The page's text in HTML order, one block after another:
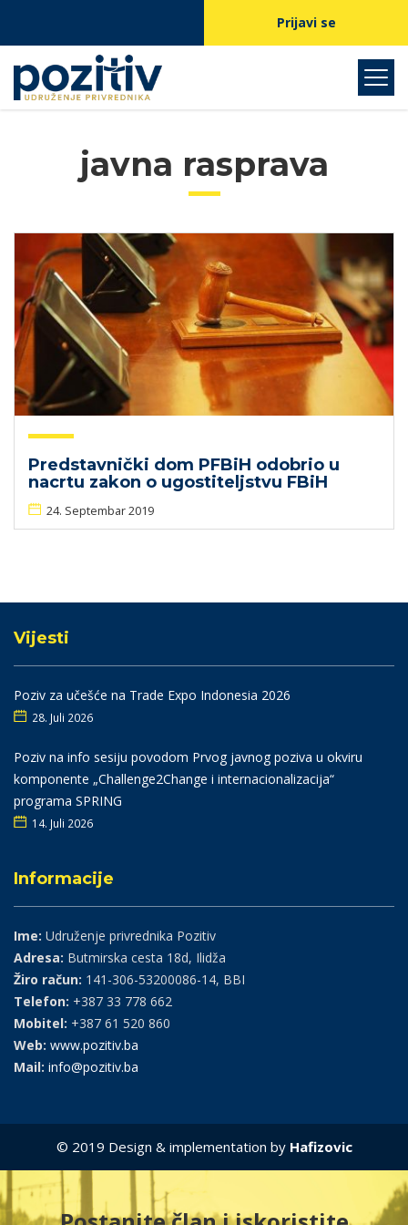
Prijavi se
javna rasprava
Predstavnički dom PFBiH odobrio u
nacrtu zakon o ugostiteljstvu FBiH
24. Septembar 2019
Vijesti
Poziv za učešće na Trade Expo Indonesia 2026
28. Juli 2026
Poziv na info sesiju povodom Prvog javnog poziva u okviru
komponente „Challenge2Change i internacionalizacija“
programa SPRING
14. Juli 2026
Informacije
Ime: Udruženje privrednika Pozitiv
Adresa: Butmirska cesta 18d, Ilidža
Žiro račun: 141-306-53200086-14, BBI
Telefon: +387 33 778 662
Mobitel: +387 61 520 860
Web: www.pozitiv.ba
Mail: info@pozitiv.ba
© 2019 Design & implementation by Hafizovic